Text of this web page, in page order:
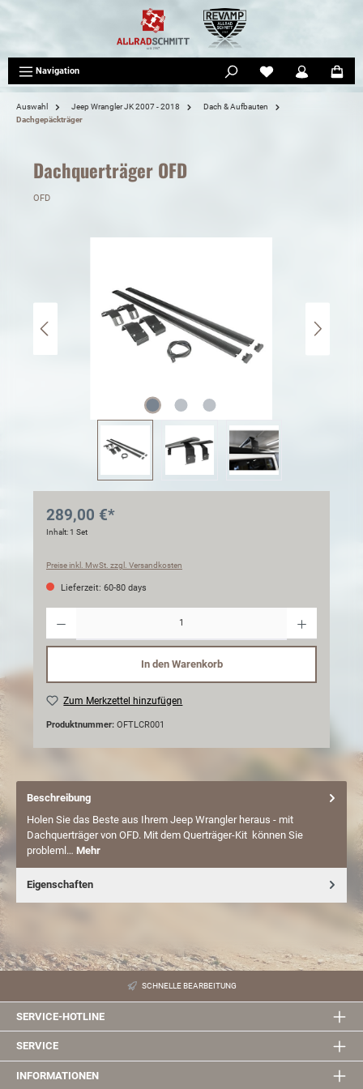
Navigation
Auswahl Jeep Wrangler JK 2007 - 2018
Dach & Aufbauten
Dachgepäckträger
Dachquerträger OFD
OFD
289,00 €*
Inhalt:1 Set
Preise inkl. MwSt. zzgl. Versandkosten
Lieferzeit: 60-80 days
In den Warenkorb
Zum Merkzettel hinzufügen
Produktnummer: OFTLCR001
Beschreibung
Holen Sie das Beste aus Ihrem Jeep Wrangler heraus - mit
Dachquerträger von OFD. Mit dem Querträger-Kit können Sie
probleml… Mehr
Eigenschaften
SCHNELLE BEARBEITUNG
SERVICE-HOTLINE
SERVICE
INFORMATIONEN